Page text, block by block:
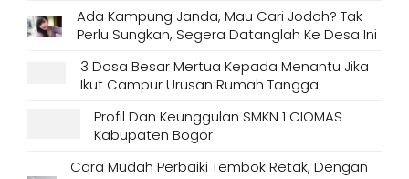
Ada Kampung Janda, Mau Cari Jodoh? Tak
Perlu Sungkan, Segera Datanglah Ke Desa Ini
3 Dosa Besar Mertua Kepada Menantu Jika
Ikut Campur Urusan Rumah Tangga
Profil Dan Keunggulan SMKN 1 CIOMAS
Kabupaten Bogor
Cara Mudah Perbaiki Tembok Retak, Dengan